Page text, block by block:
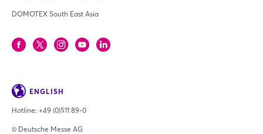
DOMOTEX South East Asia
ENGLISH
Hotline: +49 (0)511 89-0
© Deutsche Messe AG